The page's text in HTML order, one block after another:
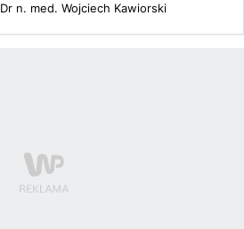
Dr n. med. Wojciech Kawiorski